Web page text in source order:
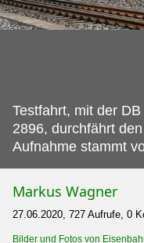
Testfahrt, mit der
2896, durchfährt
Aufnahme stammt
Markus Wagner
27.06.2020, 727 Aufrufe, 0
Bilder und Fotos von